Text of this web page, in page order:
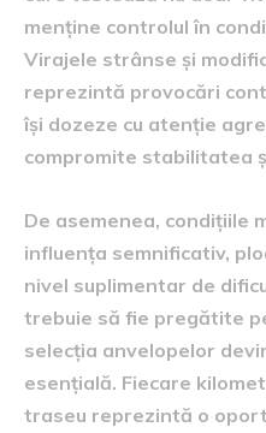
menține controlul în
Virajele strânse și
reprezintă provocări
își dozeze cu atenție
compromite stabilitatea
De asemenea, condițiile
influența semnificativ,
nivel suplimentar de
trebuie să fie pregătite
selecția anvelopelor
esențială. Fiecare
traseu reprezintă o